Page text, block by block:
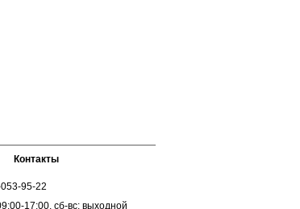
Контакты
95-22
17:00, сб-вс: выходной